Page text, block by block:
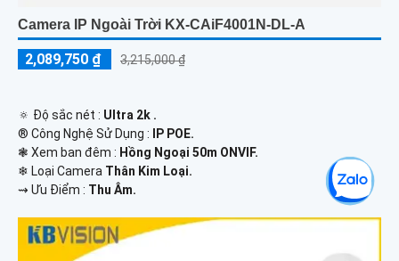
Camera IP Ngoài Trời KX-CAiF4001N-DL-A
2,089,750 ₫ 3,215,000 ₫
🔅 Độ sắc nét : Ultra 2k .
®️ Công Nghệ Sử Dụng :
IP POE.
❃ Xem ban đêm : Hồng Ngoại 50m ONVIF.
❄ Loại Camera Thân Kim Loại.
️⇝ Ưu Điểm : Thu Âm.